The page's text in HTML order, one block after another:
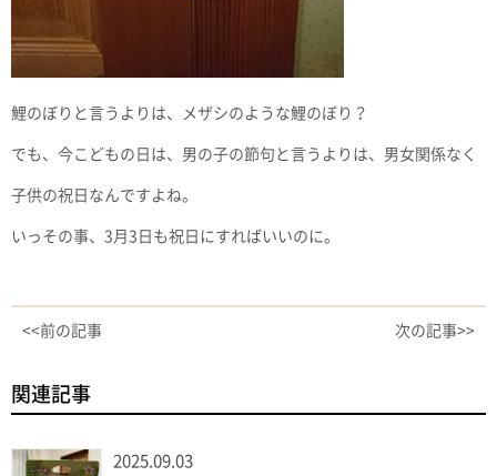
鯉のぼりと言うよりは、メザシのような鯉のぼり？
でも、今こどもの日は、男の子の節句と言うよりは、男女関係なく
子供の祝日なんですよね。
いっその事、3月3日も祝日にすればいいのに。
<<前の記事 次の記事>>
関連記事
2025.09.03